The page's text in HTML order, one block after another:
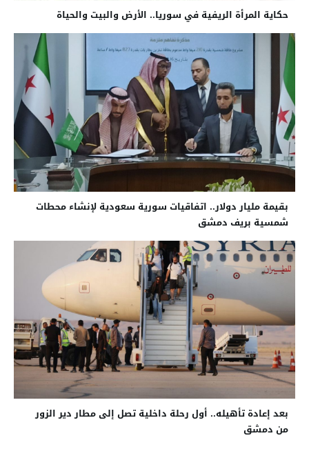
حكاية المرأة الريفية في سوريا.. الأرض والبيت والحياة
بقيمة مليار دولار.. اتفاقيات سورية سعودية لإنشاء محطات
شمسية بريف دمشق
بعد إعادة تأهيله.. أول رحلة داخلية تصل إلى مطار دير الزور
من دمشق